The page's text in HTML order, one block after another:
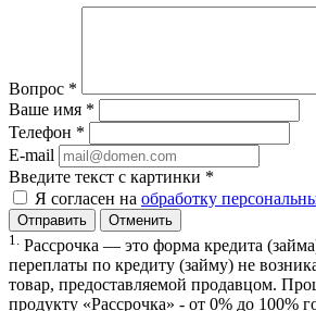
Вопрос *
Ваше имя *
Телефон *
E-mail
Введите текст с картинки *
Я согласен на обработку
Отменить
1.
Рассрочка — это форма кредита
переплаты по кредиту (займу) не
товар, предоставляемой продавцом.
продукту «Рассрочка» - от 0% до 100%